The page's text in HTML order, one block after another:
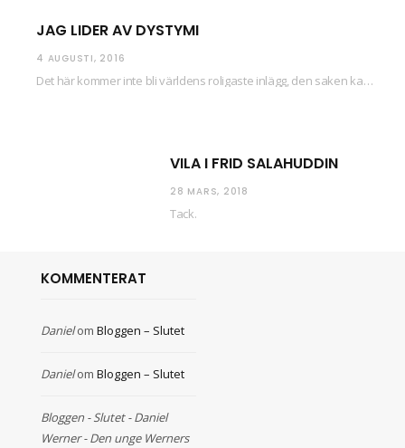
JAG LIDER AV DYSTYMI
4 AUGUSTI, 2016
Det här kommer inte bli världens roligaste inlägg, den saken kan ni räkna med. Det…
VILA I FRID SALAHUDDIN
28 MARS, 2018
Tack.
KOMMENTERAT
Danielom Bloggen – Slutet
Danielom Bloggen – Slutet
Bloggen - Slutet - Daniel
Werner - Den unge Werners